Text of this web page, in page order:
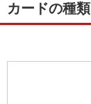
カードの種類